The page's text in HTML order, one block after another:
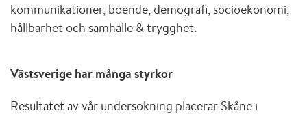
kommunikationer, boende, demografi, socioekonomi,
hållbarhet och samhälle & trygghet.
Västsverige har många styrkor
Resultatet av vår undersökning placerar Skåne i